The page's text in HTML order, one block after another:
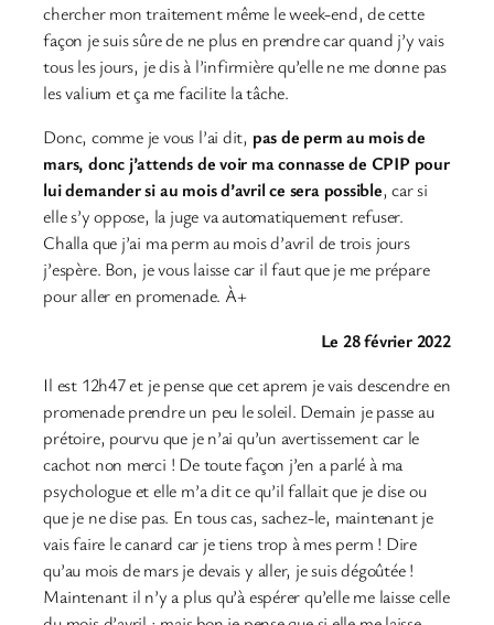
chercher mon traitement même le week-end, de cette
façon je suis sûre de ne plus en prendre car quand j’y vais
tous les jours, je dis à l’infirmière qu’elle ne me donne pas
les valium et ça me facilite la tâche.
Donc, comme je vous l’ai dit, pas de perm au mois de
mars, donc j’attends de voir ma connasse de CPIP pour
lui demander si au mois d’avril ce sera possible, car si
elle s’y oppose, la juge va automatiquement refuser.
Challa que j’ai ma perm au mois d’avril de trois jours
j’espère. Bon, je vous laisse car il faut que je me prépare
pour aller en promenade. À+
Le 28 février 2022
Il est 12h47 et je pense que cet aprem je vais descendre en
promenade prendre un peu le soleil. Demain je passe au
prétoire, pourvu que je n’ai qu’un avertissement car le
cachot non merci ! De toute façon j’en a parlé à ma
psychologue et elle m’a dit ce qu’il fallait que je dise ou
que je ne dise pas. En tous cas, sachez-le, maintenant je
vais faire le canard car je tiens trop à mes perm ! Dire
qu’au mois de mars je devais y aller, je suis dégoûtée !
Maintenant il n’y a plus qu’à espérer qu’elle me laisse celle